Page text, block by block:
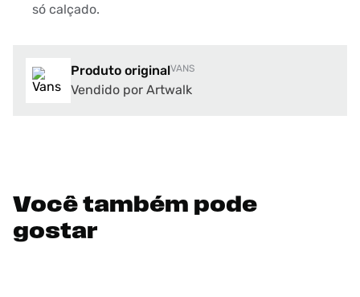
só calçado.
Produto originalVANS
Vendido por Artwalk
Você também pode
gostar